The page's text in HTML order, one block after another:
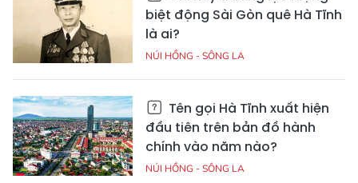
biệt động Sài Gòn quê Hà Tĩnh
là ai?
NÚI HỒNG - SÔNG LA
Tên gọi Hà Tĩnh xuất hiện
đầu tiên trên bản đồ hành
chính vào năm nào?
NÚI HỒNG - SÔNG LA